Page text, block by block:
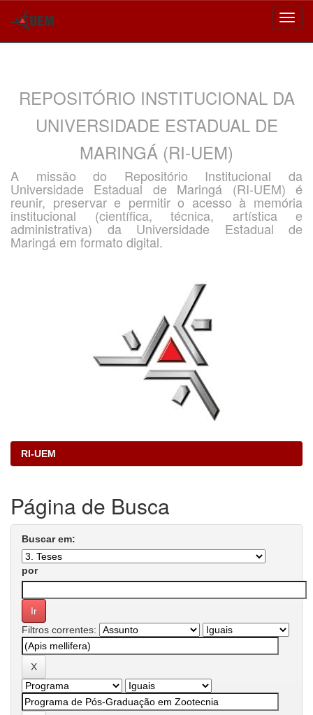
REPOSITÓRIO INSTITUCIONAL DA
UNIVERSIDADE ESTADUAL DE
MARINGÁ (RI-UEM)
A missão do Repositório Institucional da
Universidade Estadual de Maringá (RI-UEM) é
reunir, preservar e permitir o acesso à memória
institucional (científica, técnica, artística e
administrativa) da Universidade Estadual de
Maringá em formato digital.
RI-UEM
Página de Busca
Buscar em:
por
Filtros correntes: